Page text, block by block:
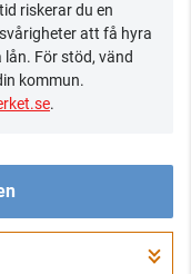
riskerar du en
att få hyra
För stöd, vänd
kommun.
.